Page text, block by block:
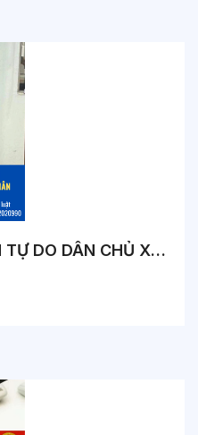
LỢI DỤNG CÁC QUYỀN TỰ DO DÂN CHỦ XÂM PHẠM LỢI ÍCH CỦA NHÀ NƯỚC, QUYỀN, LỢI ÍCH HỢP PHÁP CỦA CÁ NHÂN BỊ XỬ LÝ NHƯ THẾ NÀO?